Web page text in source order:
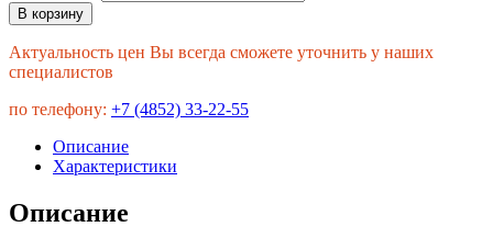
В корзину
Актуальность цен Вы всегда сможете уточнить у наших
специалистов
по телефону: +7 (4852) 33-22-55
Описание
Характеристики
Описание